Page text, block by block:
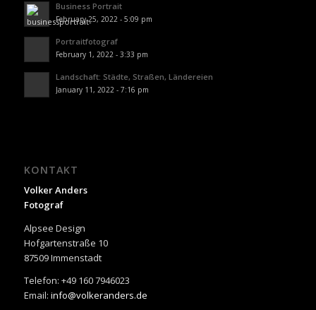
Business Portrait
February 25, 2022 - 5:09 pm
Portraitfotograf
February 1, 2022 - 3:33 pm
Landschaft: Städte, Straßen, Ländereien
January 11, 2022 - 7:16 pm
KONTAKT
Volker Anders
Fotograf
Alpsee Design
Hofgartenstraße 10
87509 Immenstadt
Telefon: +49 160 7946023
Email: info@volkeranders.de